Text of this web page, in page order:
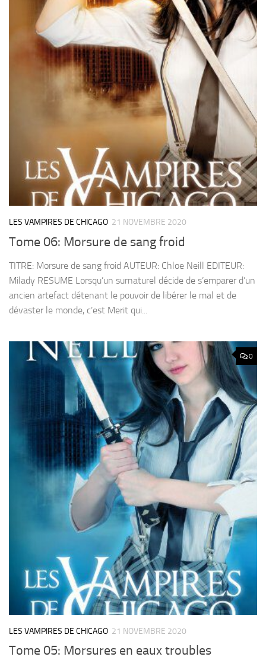
LES VAMPIRES DE CHICAGO 21 NOVEMBRE 2020
Tome 06: Morsure de sang froid
TITRE: Morsure de sang froid AUTEUR: Chloe Neill EDITEUR:
Milady RESUME Lorsqu’un surnaturel décide de s’emparer d’un
ancien artefact détenant le pouvoir de libérer le mal et de
dévaster le monde, c’est Merit qui...
0
LES VAMPIRES DE CHICAGO 21 NOVEMBRE 2020
Tome 05: Morsures en eaux troubles